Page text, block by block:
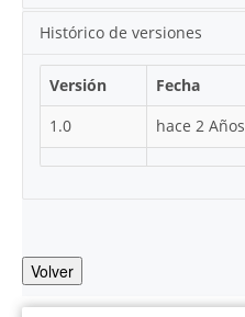
Histórico de versiones
Versión Fecha
1.0
hace 2 Años
Volver